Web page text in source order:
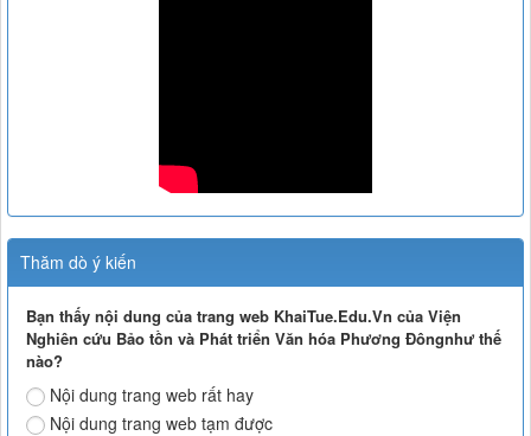
Thăm dò ý kiến
Bạn thấy nội dung của trang web KhaiTue.Edu.Vn của Viện
Nghiên cứu Bảo tồn và Phát triển Văn hóa Phương Đôngnhư thế
nào?
Nội dung trang web rất hay
Nội dung trang web tạm được